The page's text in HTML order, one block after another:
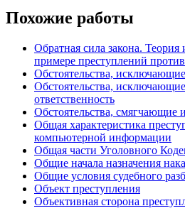
Похожие работы
Обратная сила закона.
примере преступлений
Обстоятельства,
Обстоятельства,
ответственность
Обстоятельства, смягчающие
Общая характеристика
компьютерной информации
Общая части Уголовного
Общие начала назначения
Общие условия судебного
Объект преступления
Объективная сторона